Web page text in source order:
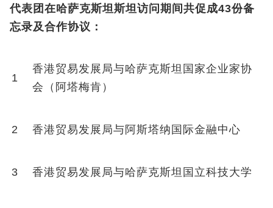
代表团在哈萨克斯坦斯坦访问期间共促成43份备
忘录及合作协议：
1
香港贸易发展局与哈萨克斯坦国家企业家协
会（阿塔梅肯）
2 香港贸易发展局与阿斯塔纳国际金融中心
3 香港贸易发展局与哈萨克斯坦国立科技大学